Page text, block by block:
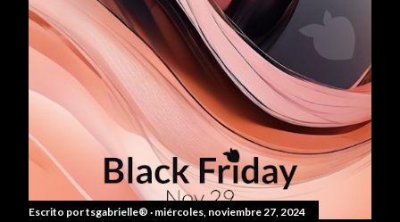
Escrito portsgabrielle® miércoles, noviembre 27, 2024